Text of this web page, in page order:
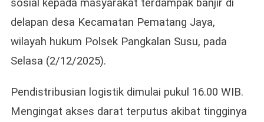
Di
Pematang
Jaya
Jalur
sosial kepada masyarakat terdampak banjir di
delapan desa Kecamatan Pematang Jaya,
wilayah hukum Polsek Pangkalan Susu, pada
Selasa (2/12/2025).
Pendistribusian logistik dimulai pukul 16.00 WIB.
Mengingat akses darat terputus akibat tingginya